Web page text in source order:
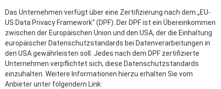
Das Unternehmen verfügt über eine Zertifizierung nach dem „EU-
US Data Privacy Framework“ (DPF). Der DPF ist ein Übereinkommen
zwischen der Europäischen Union und den USA, der die Einhaltung
europäischer Datenschutzstandards bei Datenverarbeitungen in
den USA gewährleisten soll. Jedes nach dem DPF zertifizierte
Unternehmen verpflichtet sich, diese Datenschutzstandards
einzuhalten. Weitere Informationen hierzu erhalten Sie vom
Anbieter unter folgendem Link: